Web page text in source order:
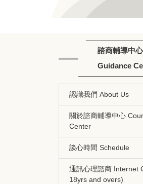
諮商輔導中
Guidance
認識我們 About Us
關於諮商輔導中心
Center
談心時間 Schedule
通訊心理諮商 Internet
18yrs and overs)